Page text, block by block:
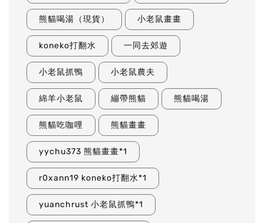
熊貓喝湯（現貨） 小老鼠畫畫
koneko打翻水 一同去郊遊
小老鼠抓鴨 小老鼠農夫
綿羊小老鼠 繃帶熊貓 熊貓喝湯
熊貓吃咖哩 熊貓畫畫
yychu373 熊貓畫畫*1
r0xann19 koneko打翻水*1
yuanchrust 小老鼠抓鴨*1